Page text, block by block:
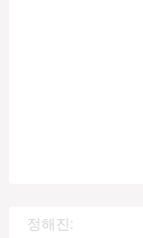
정해진: